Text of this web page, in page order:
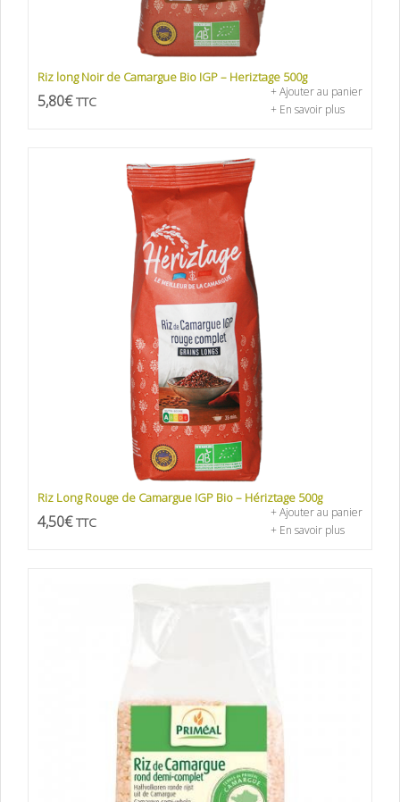
Riz long Noir de Camargue Bio IGP – Heriztage 500g
5,80€ TTC
+ Ajouter au panier
+ En savoir plus
Riz Long Rouge de Camargue IGP Bio – Hériztage 500g
4,50€ TTC
+ Ajouter au panier
+ En savoir plus